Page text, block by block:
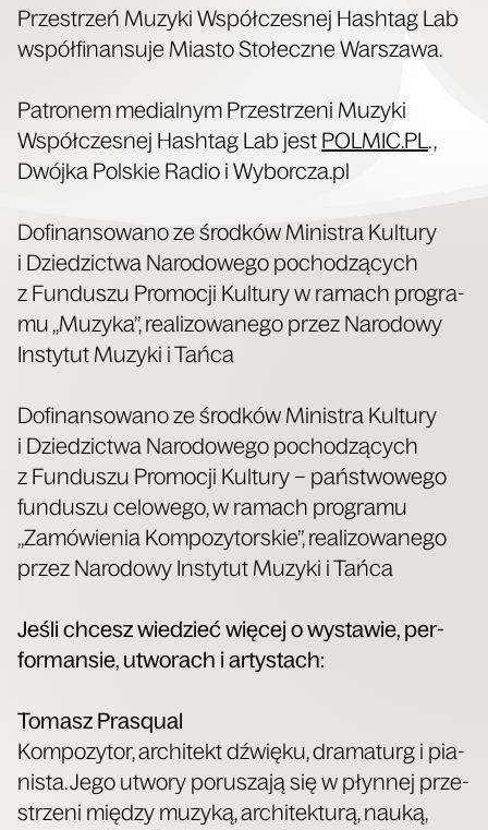
Prze­strzeń Muzy­ki Współ­cze­snej Hash­tag Lab
współ­fi­nan­su­je Mia­sto Sto­łecz­ne Warszawa.
Patro­nem medial­nym Prze­strze­ni Muzy­ki
Współ­cze­snej Hash­tag Lab jest POLMIC​.PL. ,
Dwój­ka Pol­skie Radio i Wybor​cza​.pl
Dofi­nan­so­wa­no ze środ­ków Mini­stra Kul­tu­ry
i Dzie­dzic­twa Naro­do­we­go pocho­dzą­cych
z Fun­du­szu Pro­mo­cji Kul­tu­ry w ramach pro­gra­
mu „Muzy­ka”, reali­zo­wa­ne­go przez Naro­do­wy
Insty­tut Muzy­ki i Tańca
Dofi­nan­so­wa­no ze środ­ków Mini­stra Kul­tu­ry
i Dzie­dzic­twa Naro­do­we­go pocho­dzą­cych
z Fun­du­szu Pro­mo­cji Kul­tu­ry – pań­stwo­we­go
fun­du­szu celo­we­go, w ramach pro­gra­mu
„Zamó­wie­nia Kom­po­zy­tor­skie”, reali­zo­wa­ne­go
przez Naro­do­wy Insty­tut Muzy­ki i Tańca
Jeśli chcesz wie­dzieć wię­cej o wysta­wie, per­
for­man­sie, utwo­rach i artystach:
Tomasz Pra­squ­al
Kom­po­zy­tor, archi­tekt dźwię­ku, dra­ma­turg i pia­
ni­sta. Jego utwo­ry poru­sza­ją się w płyn­nej prze­
strze­ni mię­dzy muzy­ką, archi­tek­tu­rą, nauką,